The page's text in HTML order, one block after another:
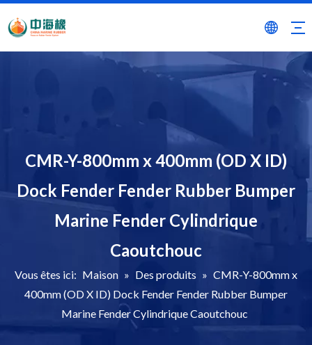
CMR-Y-800mm x 400mm (OD X ID)
Dock Fender Fender Rubber Bumper
Marine Fender Cylindrique
Caoutchouc
Vous êtes ici: Maison » Des produits » CMR-Y-800mm x
400mm (OD X ID) Dock Fender Fender Rubber Bumper
Marine Fender Cylindrique Caoutchouc